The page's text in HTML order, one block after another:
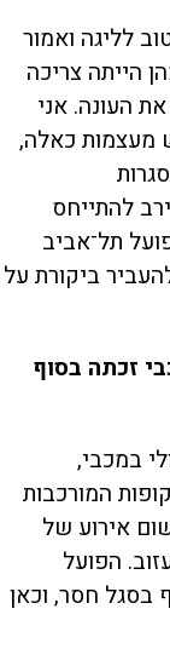
לליגה ואמור
הייתה צריכה
העונה. אני
מעצמות כאלה,
להתייחס
תל־אביב
ביקורת על
זכתה בסוף
במכבי,
המורכבות
אירוע של
הפועל
בסגל חסר, וכאן